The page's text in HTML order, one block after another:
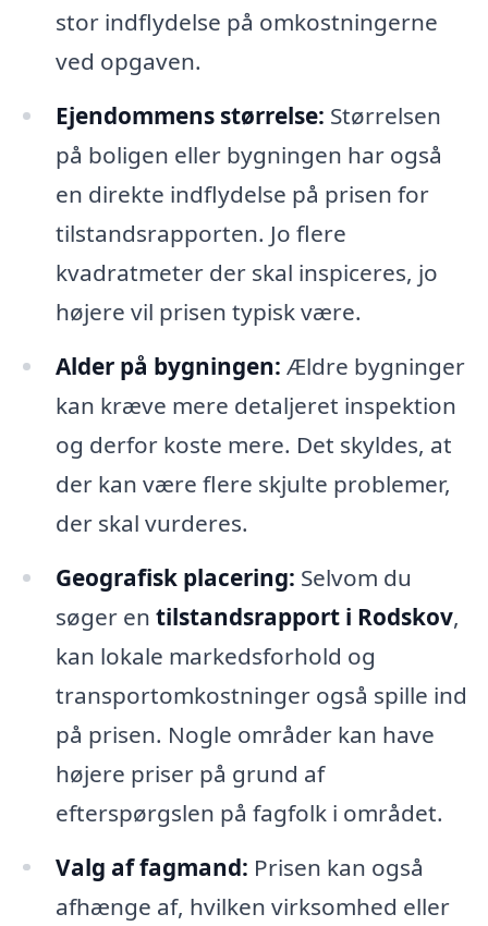
stor indflydelse på omkostningerne
ved opgaven.
Ejendommens størrelse: Størrelsen
på boligen eller bygningen har også
en direkte indflydelse på prisen for
tilstandsrapporten. Jo flere
kvadratmeter der skal inspiceres, jo
højere vil prisen typisk være.
Alder på bygningen: Ældre bygninger
kan kræve mere detaljeret inspektion
og derfor koste mere. Det skyldes, at
der kan være flere skjulte problemer,
der skal vurderes.
Geografisk placering: Selvom du
søger en tilstandsrapport i Rodskov,
kan lokale markedsforhold og
transportomkostninger også spille ind
på prisen. Nogle områder kan have
højere priser på grund af
efterspørgslen på fagfolk i området.
Valg af fagmand: Prisen kan også
afhænge af, hvilken virksomhed eller